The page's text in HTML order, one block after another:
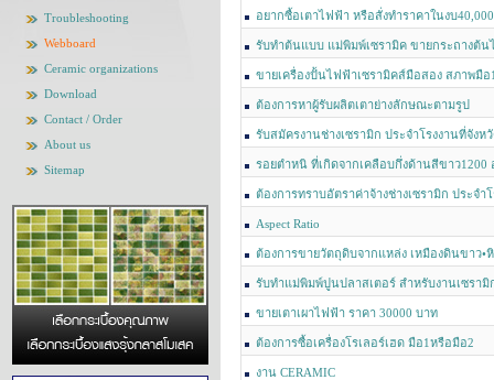
Troubleshooting
Webboard
Ceramic organizations
Download
Contact / Order
About us
Sitemap
อยากซื้อเตาไฟฟ้า หรือสั่งทำราคาในงบ
รับทำต้นแบบ แม่พิมพ์เซรามิค ขายกระถางต้น
ขายเครื่องปั้นไฟฟ้าเซรามิคส์มือสอง สภาพมือ
กกกก
ต้องการหาผู้รับผลิตเตาย่างลักษณะตามรูป
รับสมัครงานช่างเซรามิก ประจำโรงงานที่จังห
รอยตำหนิ ที่เกิดจากเคลือบกึ่งด้านสีขาว1200
ต้องการทราบอัตราค่าจ้างช่างเซรามิก ประจำ
Aspect Ratio
ต้องการขายวัตถุดิบจากแหล่ง เหมืองดินขาว•
รับทำแม่พิมพ์ปูนปลาสเตอร์ สำหรับงานเซรา
ขายเตาเผาไฟฟ้า ราคา 30000 บาท
ต้องการซื้อเครื่องโรเลอร์เฮด มือ1หรือมือ2
งาน CERAMIC